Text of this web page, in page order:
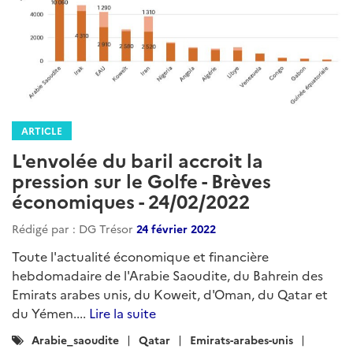
ARTICLE
L'envolée du baril accroit la
pression sur le Golfe - Brèves
économiques - 24/02/2022
Rédigé par : DG Trésor 24 février 2022
Toute l'actualité économique et financière
hebdomadaire de l'Arabie Saoudite, du Bahrein des
Emirats arabes unis, du Koweit, d'Oman, du Qatar et
du Yémen.... Lire la suite
Catégories
Arabie_saoudite Qatar
Emirats-arabes-unis